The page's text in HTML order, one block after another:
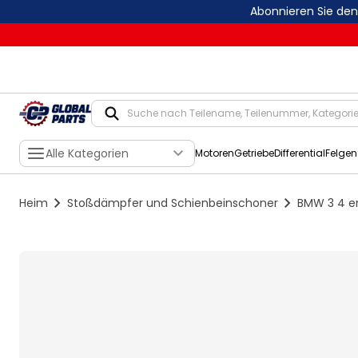
Abonnieren Sie
Alle Kategorien MotorenGetriebeDifferentialFelgen
Heim Stoßdämpfer und Schienbeinschoner BMW 3 4